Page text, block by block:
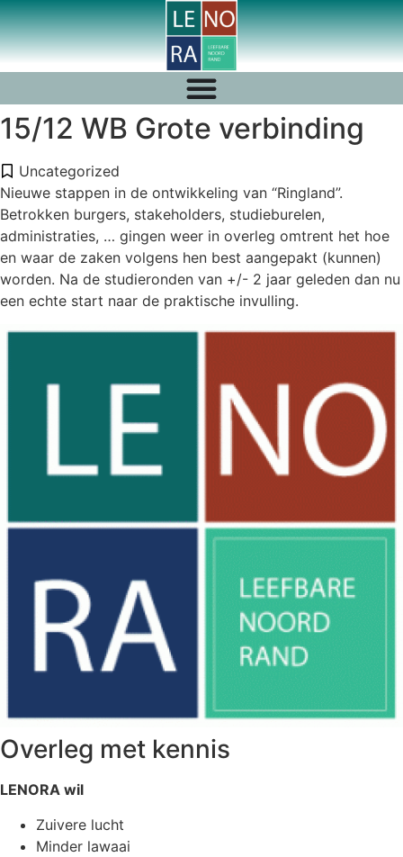
15/12 WB Grote verbinding
Uncategorized
Nieuwe stappen in de ontwikkeling van “Ringland”.
Betrokken burgers, stakeholders, studieburelen,
administraties, … gingen weer in overleg omtrent het hoe
en waar de zaken volgens hen best aangepakt (kunnen)
worden. Na de studieronden van +/- 2 jaar geleden dan nu
een echte start naar de praktische invulling.
Overleg met kennis
LENORA wil
Zuivere lucht
Minder lawaai